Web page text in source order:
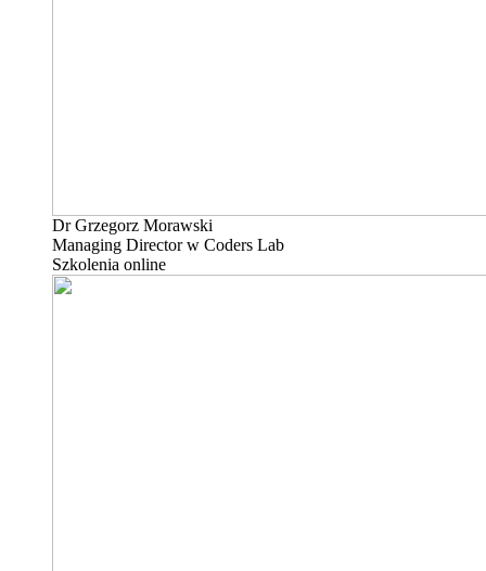
Dr Grzegorz Morawski
Managing Director w Coders Lab
Szkolenia online